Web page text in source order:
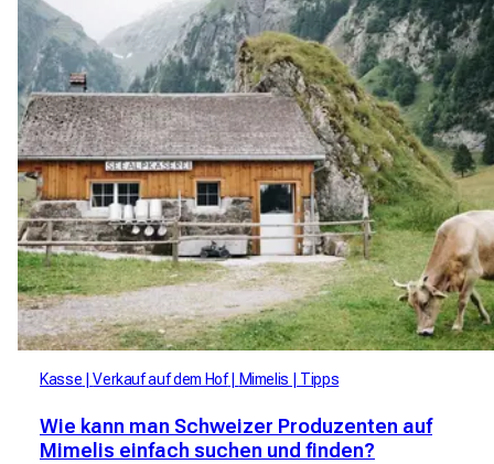
Kasse Verkauf auf dem Hof Mimelis Tipps
Wie kann man Schweizer Produzenten auf
Mimelis einfach suchen und finden?